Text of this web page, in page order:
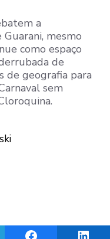
a
mesmo
como espaço
de
de geografia para
sem
on TelegramShare on Facebook